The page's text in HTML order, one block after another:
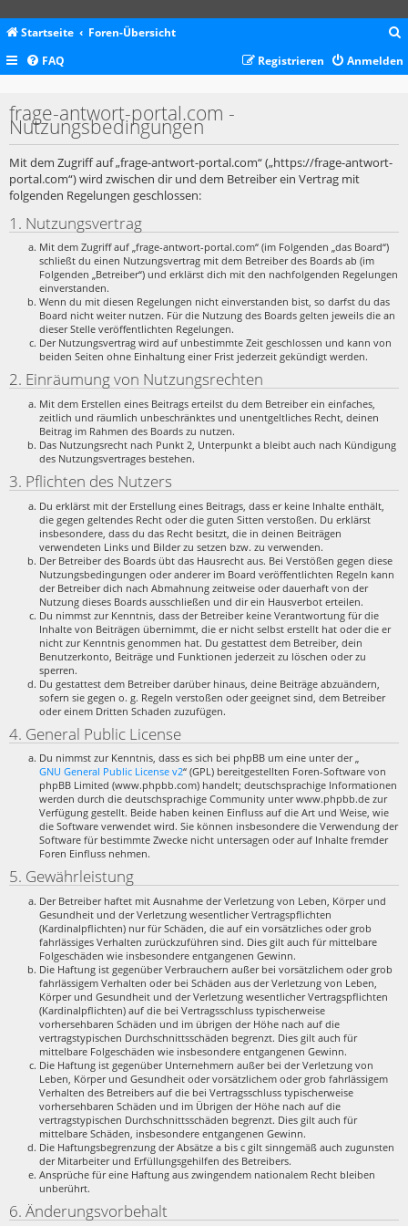
Startseite Foren-Übersicht
c
FAQ Anmelden
Registrieren
frage-antwort-portal.com -
Nutzungsbedingungen
Mit dem Zugriff auf „frage-antwort-portal.com“ („https://frage-antwort-
portal.com“) wird zwischen dir und dem Betreiber ein Vertrag mit
folgenden Regelungen geschlossen:
1. Nutzungsvertrag
Mit dem Zugriff auf „frage-antwort-portal.com“ (im Folgenden „das Board“)
schließt du einen Nutzungsvertrag mit dem Betreiber des Boards ab (im
Folgenden „Betreiber“) und erklärst dich mit den nachfolgenden Regelungen
einverstanden.
Wenn du mit diesen Regelungen nicht einverstanden bist, so darfst du das
Board nicht weiter nutzen. Für die Nutzung des Boards gelten jeweils die an
dieser Stelle veröffentlichten Regelungen.
Der Nutzungsvertrag wird auf unbestimmte Zeit geschlossen und kann von
beiden Seiten ohne Einhaltung einer Frist jederzeit gekündigt werden.
2. Einräumung von Nutzungsrechten
Mit dem Erstellen eines Beitrags erteilst du dem Betreiber ein einfaches,
zeitlich und räumlich unbeschränktes und unentgeltliches Recht, deinen
Beitrag im Rahmen des Boards zu nutzen.
Das Nutzungsrecht nach Punkt 2, Unterpunkt a bleibt auch nach Kündigung
des Nutzungsvertrages bestehen.
3. Pflichten des Nutzers
Du erklärst mit der Erstellung eines Beitrags, dass er keine Inhalte enthält,
die gegen geltendes Recht oder die guten Sitten verstoßen. Du erklärst
insbesondere, dass du das Recht besitzt, die in deinen Beiträgen
verwendeten Links und Bilder zu setzen bzw. zu verwenden.
Der Betreiber des Boards übt das Hausrecht aus. Bei Verstößen gegen diese
Nutzungsbedingungen oder anderer im Board veröffentlichten Regeln kann
der Betreiber dich nach Abmahnung zeitweise oder dauerhaft von der
Nutzung dieses Boards ausschließen und dir ein Hausverbot erteilen.
Du nimmst zur Kenntnis, dass der Betreiber keine Verantwortung für die
Inhalte von Beiträgen übernimmt, die er nicht selbst erstellt hat oder die er
nicht zur Kenntnis genommen hat. Du gestattest dem Betreiber, dein
Benutzerkonto, Beiträge und Funktionen jederzeit zu löschen oder zu
sperren.
Du gestattest dem Betreiber darüber hinaus, deine Beiträge abzuändern,
sofern sie gegen o. g. Regeln verstoßen oder geeignet sind, dem Betreiber
oder einem Dritten Schaden zuzufügen.
4. General Public License
Du nimmst zur Kenntnis, dass es sich bei phpBB um eine unter der „
GNU General Public License v2“ (GPL) bereitgestellten Foren-Software von
phpBB Limited (www.phpbb.com) handelt; deutschsprachige Informationen
werden durch die deutschsprachige Community unter www.phpbb.de zur
Verfügung gestellt. Beide haben keinen Einfluss auf die Art und Weise, wie
die Software verwendet wird. Sie können insbesondere die Verwendung der
Software für bestimmte Zwecke nicht untersagen oder auf Inhalte fremder
Foren Einfluss nehmen.
5. Gewährleistung
Der Betreiber haftet mit Ausnahme der Verletzung von Leben, Körper und
Gesundheit und der Verletzung wesentlicher Vertragspflichten
(Kardinalpflichten) nur für Schäden, die auf ein vorsätzliches oder grob
fahrlässiges Verhalten zurückzuführen sind. Dies gilt auch für mittelbare
Folgeschäden wie insbesondere entgangenen Gewinn.
Die Haftung ist gegenüber Verbrauchern außer bei vorsätzlichem oder grob
fahrlässigem Verhalten oder bei Schäden aus der Verletzung von Leben,
Körper und Gesundheit und der Verletzung wesentlicher Vertragspflichten
(Kardinalpflichten) auf die bei Vertragsschluss typischerweise
vorhersehbaren Schäden und im übrigen der Höhe nach auf die
vertragstypischen Durchschnittsschäden begrenzt. Dies gilt auch für
mittelbare Folgeschäden wie insbesondere entgangenen Gewinn.
Die Haftung ist gegenüber Unternehmern außer bei der Verletzung von
Leben, Körper und Gesundheit oder vorsätzlichem oder grob fahrlässigem
Verhalten des Betreibers auf die bei Vertragsschluss typischerweise
vorhersehbaren Schäden und im Übrigen der Höhe nach auf die
vertragstypischen Durchschnittsschäden begrenzt. Dies gilt auch für
mittelbare Schäden, insbesondere entgangenen Gewinn.
Die Haftungsbegrenzung der Absätze a bis c gilt sinngemäß auch zugunsten
der Mitarbeiter und Erfüllungsgehilfen des Betreibers.
Ansprüche für eine Haftung aus zwingendem nationalem Recht bleiben
unberührt.
6. Änderungsvorbehalt